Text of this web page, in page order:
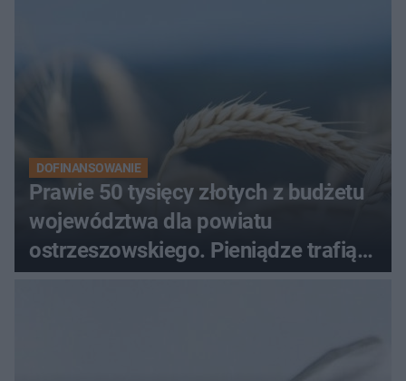
DOFINANSOWANIE
Prawie 50 tysięcy złotych z budżetu
województwa dla powiatu
ostrzeszowskiego. Pieniądze trafią
do czterech organizacji